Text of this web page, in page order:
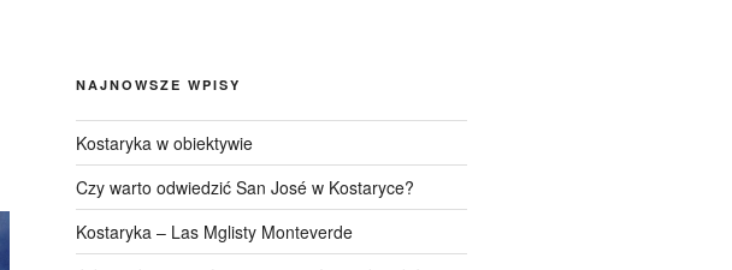
NAJNOWSZE WPISY
Kostaryka w obiektywie
Czy warto odwiedzić San José w Kostaryce?
Kostaryka – Las Mglisty Monteverde